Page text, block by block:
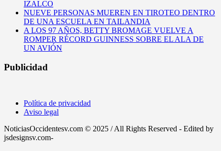
IZALCO
NUEVE PERSONAS MUEREN EN TIROTEO DENTRO
DE UNA ESCUELA EN TAILANDIA
A LOS 97 AÑOS, BETTY BROMAGE VUELVE A
ROMPER RÉCORD GUINNESS SOBRE EL ALA DE
UN AVIÓN
Publicidad
Política de privacidad
Aviso legal
NoticiasOccidentesv.com © 2025 / All Rights Reserved - Edited by
jsdesignsv.com-